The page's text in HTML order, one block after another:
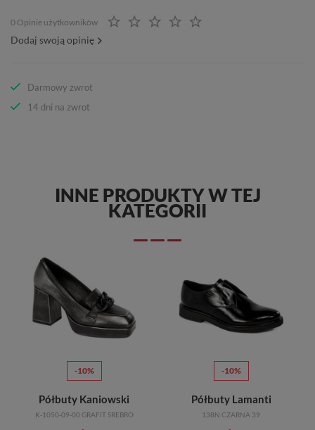
0 Opinie użytkowników
Dodaj swoją opinię
Darmowy zwrot
14 dni na zwrot
INNE PRODUKTY W TEJ
KATEGORII
-10%
Półbuty Kaniowski
K-1050-09-00 GRAFIT SREBRO
-10%
Półbuty Lamanti
138N CZARNA 39